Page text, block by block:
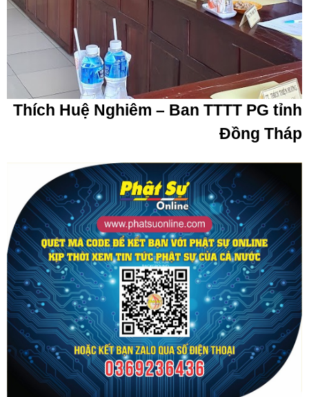
Thích Huệ Nghiêm – Ban TTTT PG tỉnh
Đồng Tháp